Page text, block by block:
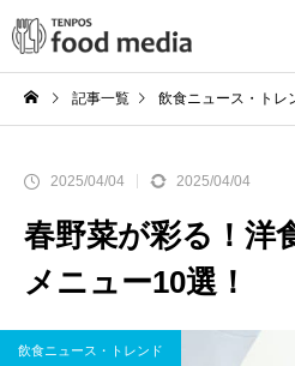
記事一覧 飲食ニュース・トレ
2025/04/04 2025/04/04
春野菜が彩る！洋
メニュー10選！
飲食ニュース・トレンド